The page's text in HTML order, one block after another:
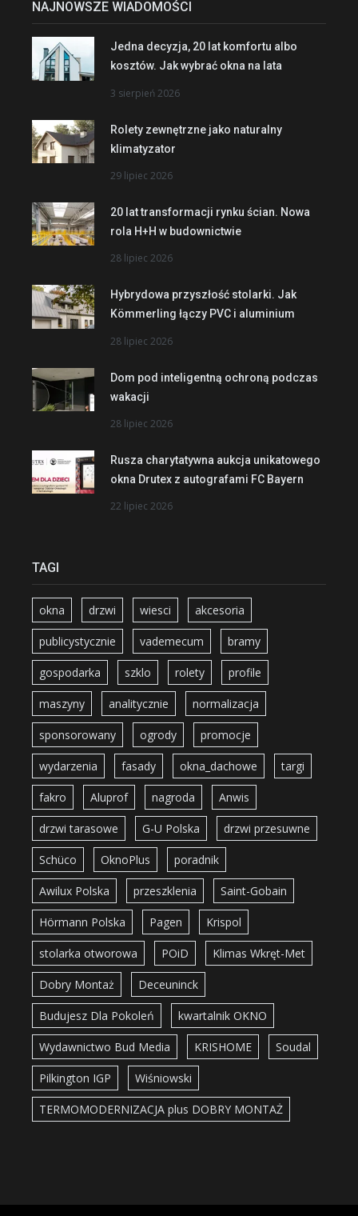
NAJNOWSZE WIADOMOŚCI
Jedna decyzja, 20 lat komfortu albo
kosztów. Jak wybrać okna na lata
3 sierpień 2026
Rolety zewnętrzne jako naturalny
klimatyzator
29 lipiec 2026
20 lat transformacji rynku ścian. Nowa
rola H+H w budownictwie
28 lipiec 2026
Hybrydowa przyszłość stolarki. Jak
Kömmerling łączy PVC i aluminium
28 lipiec 2026
Dom pod inteligentną ochroną podczas
wakacji
28 lipiec 2026
Rusza charytatywna aukcja unikatowego
okna Drutex z autografami FC Bayern
22 lipiec 2026
TAGI
okna drzwi wiesci akcesoria
publicystycznie vademecum bramy
gospodarka szklo rolety profile
maszyny analitycznie normalizacja
sponsorowany ogrody promocje
wydarzenia fasady okna_dachowe targi
fakro Aluprof nagroda Anwis
drzwi tarasowe G-U Polska drzwi przesuwne
Schüco OknoPlus poradnik
Awilux Polska przeszklenia Saint-Gobain
Hörmann Polska Pagen Krispol
stolarka otworowa POiD Klimas Wkręt-Met
Dobry Montaż Deceuninck
Budujesz Dla Pokoleń kwartalnik OKNO
Wydawnictwo Bud Media KRISHOME Soudal
Pilkington IGP Wiśniowski
TERMOMODERNIZACJA plus DOBRY MONTAŻ